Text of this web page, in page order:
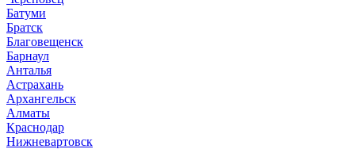
Батуми
Братск
Благовещенск
Барнаул
Анталья
Астрахань
Архангельск
Алматы
Краснодар
Нижневартовск